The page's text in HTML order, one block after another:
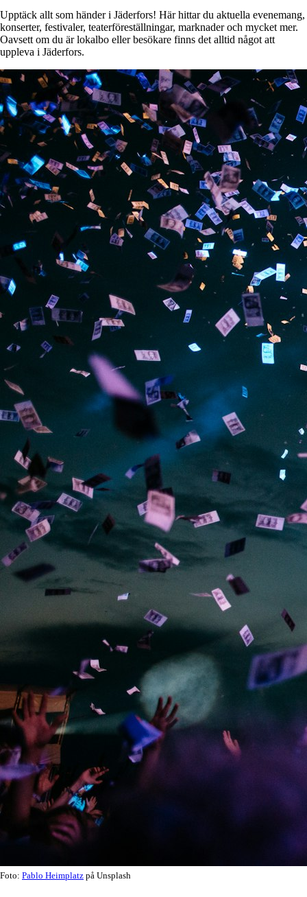
Upptäck allt som händer i Jäderfors! Här hittar du aktuella evenemang,
konserter, festivaler, teaterföreställningar, marknader och mycket mer.
Oavsett om du är lokalbo eller besökare finns det alltid något att
uppleva i Jäderfors.
Foto: Pablo Heimplatz på Unsplash